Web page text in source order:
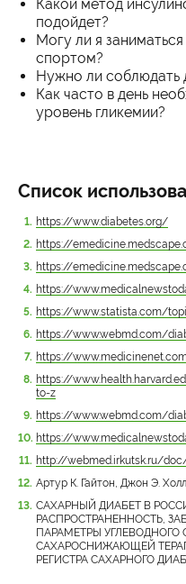
Какой метод
подойдет?
Могу ли я
спортом?
Нужно ли соблюдать
Как часто в день
уровень гликемии?
Список
https://www.diabetes.org/
https://
https://
https://
https://www.statista.com/
https://www.webmd.com/
https://
https://
to-z
https://www.webmd.com/
https://
http://webmed.irkutsk.ru/
Артур К. Гайтон, Джон Э.
САХАРНЫЙ ДИАБЕТ В
РАСПРОСТРАНЕННОСТЬ,
ПАРАМЕТРЫ УГЛЕВОДНОГО
САХАРОСНИЖАЮЩЕЙ
РЕГИСТРА САХАРНОГО